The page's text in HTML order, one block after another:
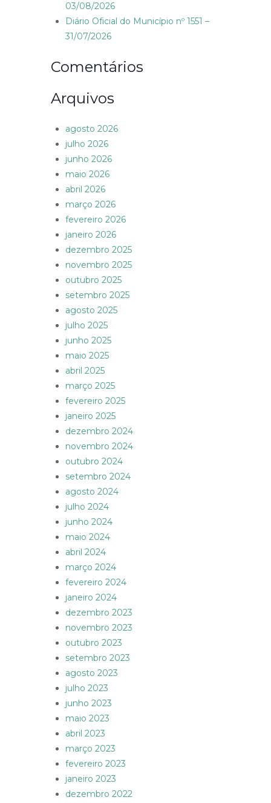
03/08/2026
Diário Oficial do Município nº 1551 –
31/07/2026
Comentários
Arquivos
agosto 2026
julho 2026
junho 2026
maio 2026
abril 2026
março 2026
fevereiro 2026
janeiro 2026
dezembro 2025
novembro 2025
outubro 2025
setembro 2025
agosto 2025
julho 2025
junho 2025
maio 2025
abril 2025
março 2025
fevereiro 2025
janeiro 2025
dezembro 2024
novembro 2024
outubro 2024
setembro 2024
agosto 2024
julho 2024
junho 2024
maio 2024
abril 2024
março 2024
fevereiro 2024
janeiro 2024
dezembro 2023
novembro 2023
outubro 2023
setembro 2023
agosto 2023
julho 2023
junho 2023
maio 2023
abril 2023
março 2023
fevereiro 2023
janeiro 2023
dezembro 2022